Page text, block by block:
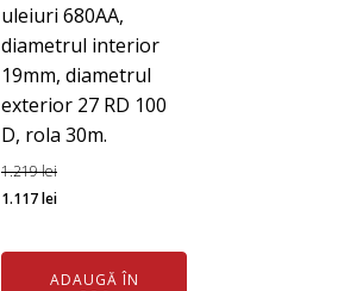
uleiuri 680AA,
diametrul interior
19mm, diametrul
exterior 27 RD 100
D, rola 30m.
1.219lei
Prețul
a
1.117leiPrețul
este:
1.117 lei.
ADAUGĂ ÎN